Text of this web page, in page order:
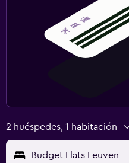
2 huéspedes, 1 habitación
Budget Flats Leuven